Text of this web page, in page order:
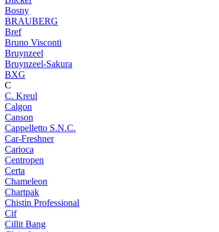
Bosny
BRAUBERG
Bref
Bruno Visconti
Bruynzeel
Bruynzeel-Sakura
BXG
C
C. Kreul
Calgon
Canson
Cappelletto S.N.C.
Car-Freshner
Carioca
Centropen
Certa
Chameleon
Chartpak
Chistin Professional
Cif
Cillit Bang